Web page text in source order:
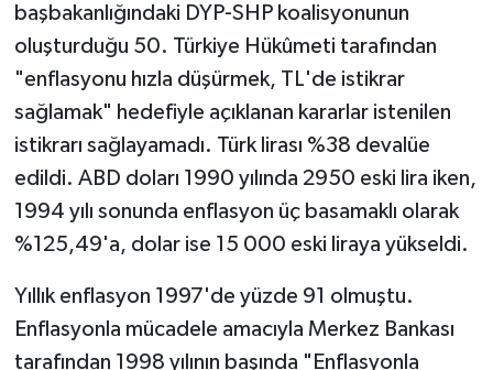
başbakanlığındaki DYP-SHP koalisyonunun
oluşturduğu 50. Türkiye Hükûmeti tarafından
"enflasyonu hızla düşürmek, TL'de istikrar
sağlamak" hedefiyle açıklanan kararlar istenilen
istikrarı sağlayamadı. Türk lirası %38 devalüe
edildi. ABD doları 1990 yılında 2950 eski lira iken,
1994 yılı sonunda enflasyon üç basamaklı olarak
%125,49'a, dolar ise 15 000 eski liraya yükseldi.
Yıllık enflasyon 1997'de yüzde 91 olmuştu.
Enflasyonla mücadele amacıyla Merkez Bankası
tarafından 1998 yılının başında "Enflasyonla